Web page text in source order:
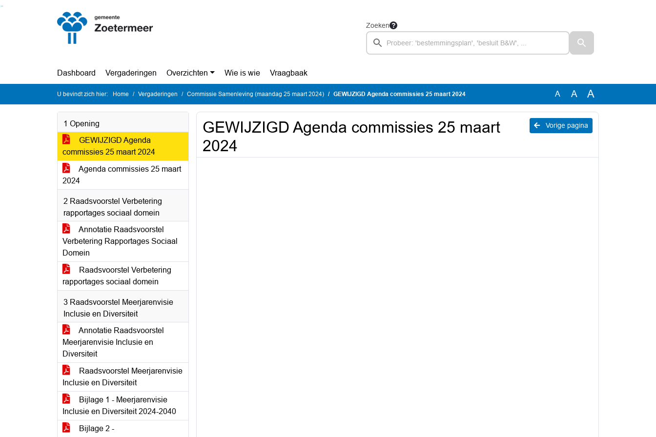
Ga naar de inhoud van deze pagina
Ga naar het zoeken
Ga naar het menu
Zoeken
Dashboard Vergaderingen Overzichten Wie is wie Vraagbaak
U bevindt zich hier: Home Vergaderingen Commissie Samenleving (maandag 25 maart 2024) GEWIJZIGD Agenda commissies 25 maart 2024 A A A
1 Opening
GEWIJZIGD Agenda
commissies 25 maart 2024
Agenda commissies 25 maart
2024
2 Raadsvoorstel Verbetering
rapportages sociaal domein
Annotatie Raadsvoorstel
Verbetering Rapportages Sociaal
Domein
Raadsvoorstel Verbetering
rapportages sociaal domein
3 Raadsvoorstel Meerjarenvisie
Inclusie en Diversiteit
Annotatie Raadsvoorstel
Meerjarenvisie Inclusie en
Diversiteit
Raadsvoorstel Meerjarenvisie
Inclusie en Diversiteit
Bijlage 1 - Meerjarenvisie
Inclusie en Diversiteit 2024-2040
Bijlage 2 -
Vorige pagina
GEWIJZIGD Agenda commissies 25 maart
2024